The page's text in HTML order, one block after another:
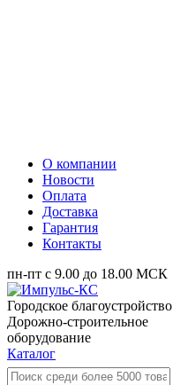
О компании
Новости
Оплата
Доставка
Гарантия
Контакты
пн-пт с 9.00 до 18.00 МСК
Городское благоустройство
Дорожно-строительное
оборудование
Каталог